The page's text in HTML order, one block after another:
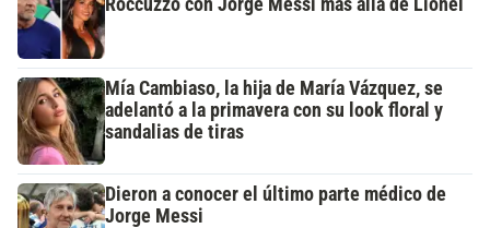
Mía Cambiaso, la hija de María Vázquez, se
adelantó a la primavera con su look floral y
sandalias de tiras
Dieron a conocer el último parte médico de
Jorge Messi